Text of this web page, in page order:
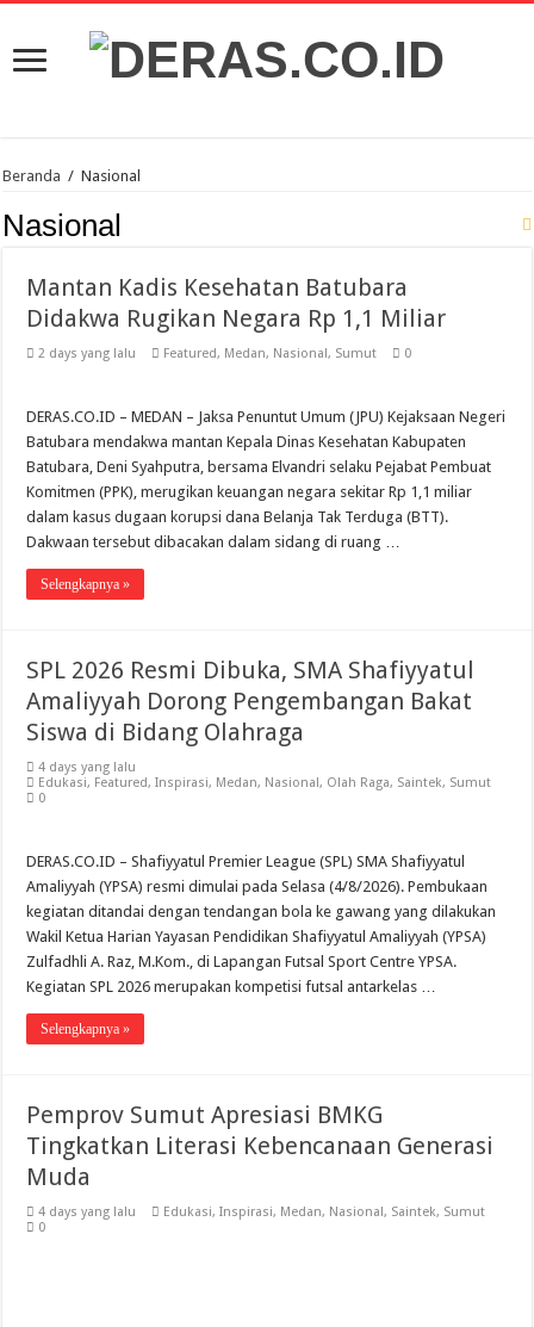
Beranda / Nasional
Nasional
Mantan Kadis Kesehatan Batubara
Didakwa Rugikan Negara Rp 1,1 Miliar
2 days yang lalu Featured, Medan, Nasional, Sumut 0
DERAS.CO.ID – MEDAN – Jaksa Penuntut Umum (JPU) Kejaksaan Negeri
Batubara mendakwa mantan Kepala Dinas Kesehatan Kabupaten
Batubara, Deni Syahputra, bersama Elvandri selaku Pejabat Pembuat
Komitmen (PPK), merugikan keuangan negara sekitar Rp 1,1 miliar
dalam kasus dugaan korupsi dana Belanja Tak Terduga (BTT).
Dakwaan tersebut dibacakan dalam sidang di ruang …
Selengkapnya »
SPL 2026 Resmi Dibuka, SMA Shafiyyatul
Amaliyyah Dorong Pengembangan Bakat
Siswa di Bidang Olahraga
4 days yang lalu
Edukasi, Featured,Inspirasi, Medan, Nasional, Olah Raga, Saintek, Sumut
0
DERAS.CO.ID – Shafiyyatul Premier League (SPL) SMA Shafiyyatul
Amaliyyah (YPSA) resmi dimulai pada Selasa (4/8/2026). Pembukaan
kegiatan ditandai dengan tendangan bola ke gawang yang dilakukan
Wakil Ketua Harian Yayasan Pendidikan Shafiyyatul Amaliyyah (YPSA)
Zulfadhli A. Raz, M.Kom., di Lapangan Futsal Sport Centre YPSA.
Kegiatan SPL 2026 merupakan kompetisi futsal antarkelas …
Selengkapnya »
Pemprov Sumut Apresiasi BMKG
Tingkatkan Literasi Kebencanaan Generasi
Muda
4 days yang lalu Edukasi,Inspirasi, Medan, Nasional, Saintek, Sumut
0